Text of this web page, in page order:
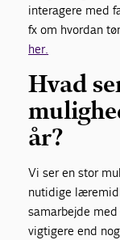
interagere med
fx om hvordan
her.
Hvad
år?
Vi ser en stor
nutidige
samarbejde
vigtigere end